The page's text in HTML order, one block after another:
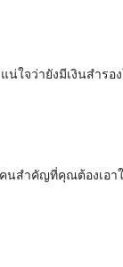
ใจว่ายังมีเงินสำรอ
นสำคัญที่คุณต้องเอ